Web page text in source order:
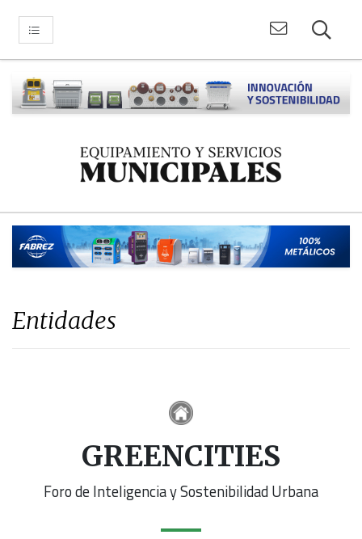
Entidades
GREENCITIES
Foro de Inteligencia y Sostenibilidad Urbana